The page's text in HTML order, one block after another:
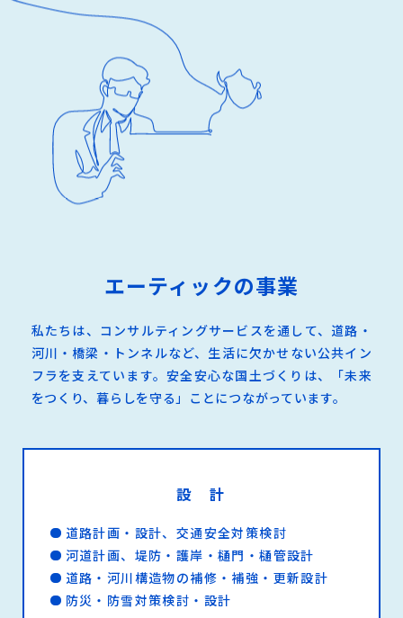
エーティックの事業
私たちは、コンサルティングサービスを通して、道路・
河川・橋梁・トンネルなど、生活に欠かせない公共イン
フラを支えています。安全安心な国土づくりは、「未来
をつくり、暮らしを守る」ことにつながっています。
設 計
道路計画・設計、交通安全対策検討
河道計画、堤防・護岸・樋門・樋管設計
道路・河川構造物の補修・補強・更新設計
防災・防雪対策検討・設計